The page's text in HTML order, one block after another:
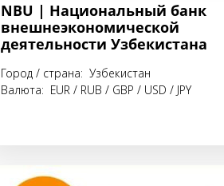
NBU | Национальный банк
внешнеэкономической
деятельности Узбекистана
Город / страна: Узбекистан
Валюта: EUR / RUB / GBP / USD / JPY